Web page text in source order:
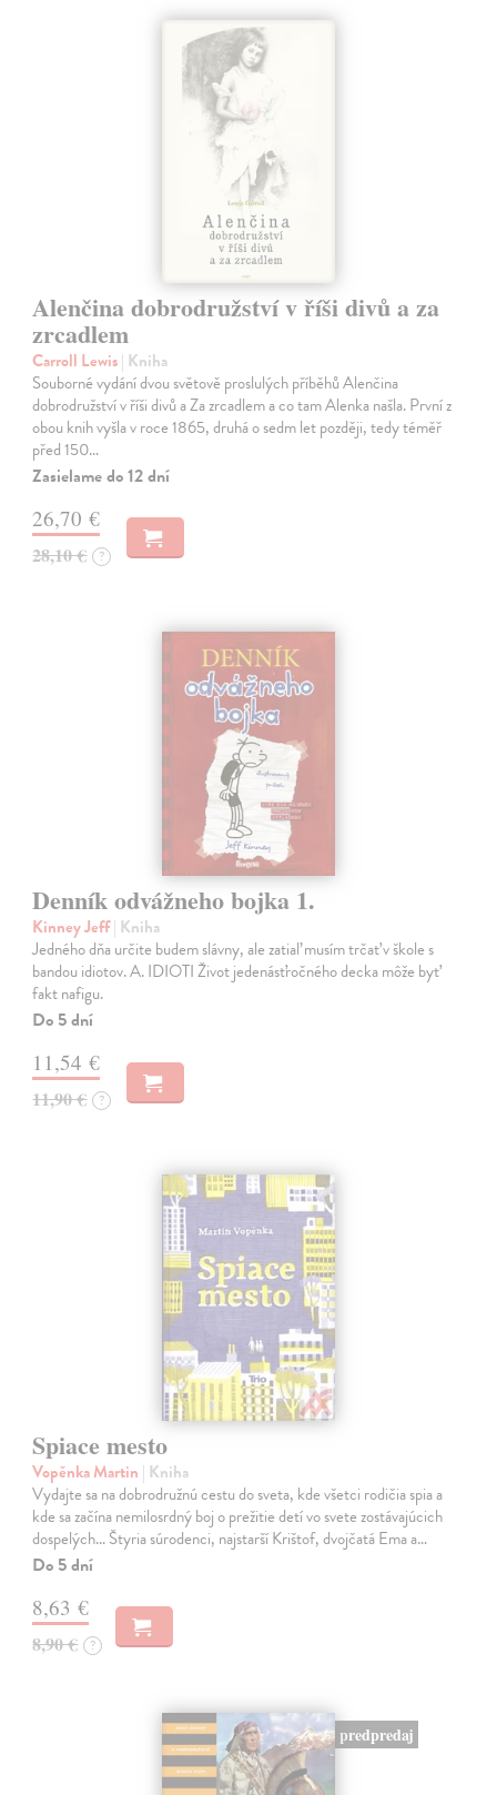
Alenčina dobrodružství v říši divů a za
zrcadlem
Carroll Lewis| Kniha
Souborné vydání dvou světově proslulých příběhů Alenčina
dobrodružství v říši divů a Za zrcadlem a co tam Alenka našla. První z
obou knih vyšla v roce 1865, druhá o sedm let později, tedy téměř
před 150…
Zasielame do 12 dní
26,70 €
28,10 € ?
Denník odvážneho bojka 1.
Kinney Jeff| Kniha
Jedného dňa určite budem slávny, ale zatiaľ musím trčať v škole s
bandou idiotov. A. IDIOTI Život jedenásťročného decka môže byť
fakt nafigu.
Do 5 dní
11,54 €
11,90 € ?
Spiace mesto
Vopěnka Martin | Kniha
Vydajte sa na dobrodružnú cestu do sveta, kde všetci rodičia spia a
kde sa začína nemilosrdný boj o prežitie detí vo svete zostávajúcich
dospelých... Štyria súrodenci, najstarší Krištof, dvojčatá Ema a…
Do 5 dní
8,63 €
8,90 € ?
predpredaj